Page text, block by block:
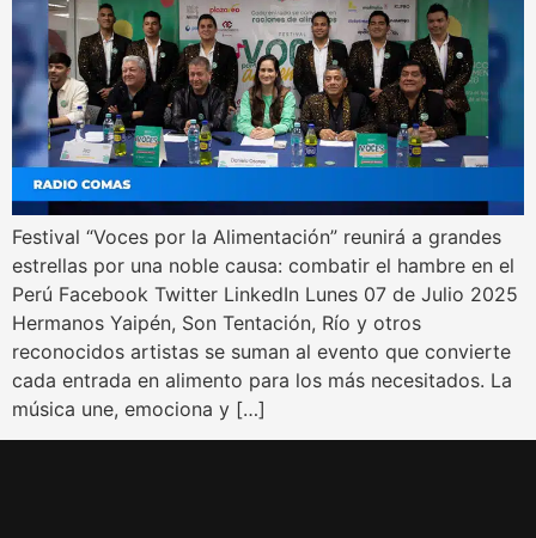
Festival “Voces por la Alimentación” reunirá a grandes
estrellas por una noble causa: combatir el hambre en el
Perú Facebook Twitter LinkedIn Lunes 07 de Julio 2025
Hermanos Yaipén, Son Tentación, Río y otros
reconocidos artistas se suman al evento que convierte
cada entrada en alimento para los más necesitados. La
música une, emociona y […]